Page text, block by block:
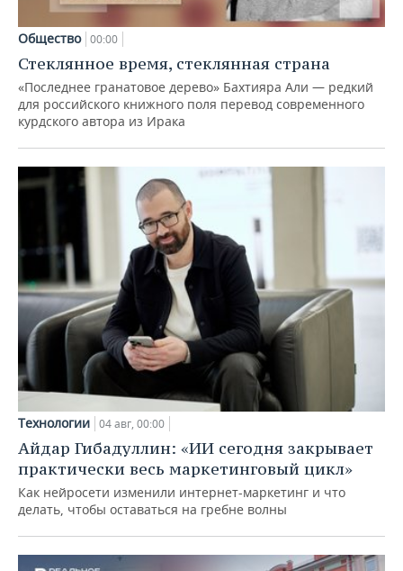
Общество 00:00
Стеклянное время, стеклянная страна
«Последнее гранатовое дерево» Бахтияра Али — редкий
для российского книжного поля перевод современного
курдского автора из Ирака
Технологии 04 авг, 00:00
Айдар Гибадуллин: «ИИ сегодня закрывает
практически весь маркетинговый цикл»
Как нейросети изменили интернет-маркетинг и что
делать, чтобы оставаться на гребне волны